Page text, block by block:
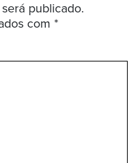
publicado.
com *